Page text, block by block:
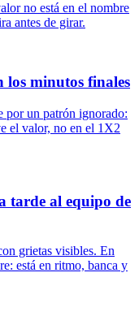
no está en el nombre
antes de girar.
los minutos finales
por un patrón ignorado:
el valor, no en el 1X2
tarde al equipo de
grietas visibles. En
está en ritmo, banca y